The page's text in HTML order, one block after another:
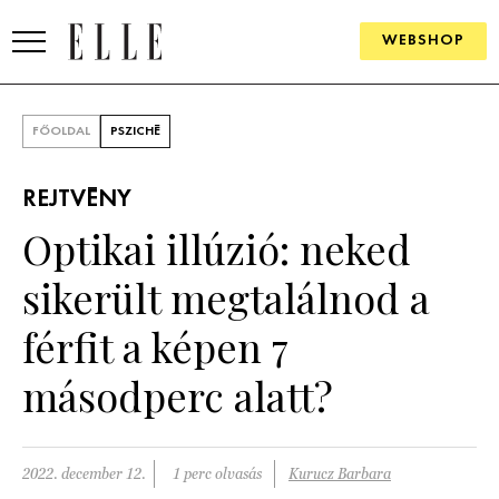
WEBSHOP
SZÉPSÉG
PSZICHÉ
PÁRKAPCSOLAT
FŐOLDAL PSZICHÉ
REJTVÉNY
Optikai illúzió: neked
sikerült megtalálnod a
férfit a képen 7
másodperc alatt?
2022. december 12. 1 perc olvasás Kurucz Barbara